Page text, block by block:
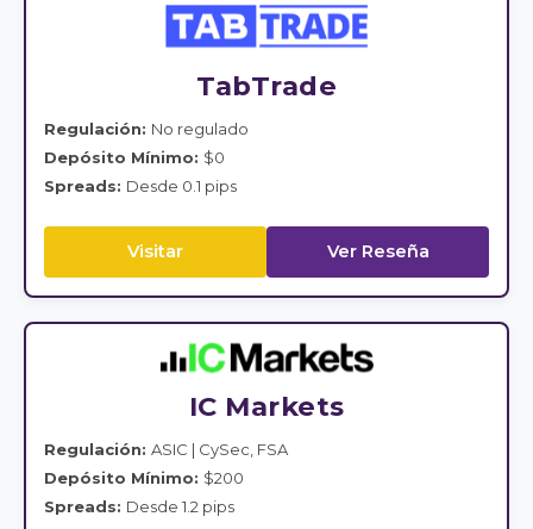
TabTrade
Regulación: No regulado
Depósito Mínimo: $0
Spreads: Desde 0.1 pips
Visitar Ver Reseña
IC Markets
Regulación: ASIC | CySec, FSA
Depósito Mínimo: $200
Spreads: Desde 1.2 pips